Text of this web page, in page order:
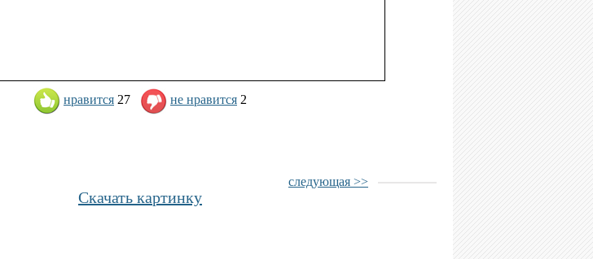
нравится 27 не нравится 2
следующая >>
Скачать картинку